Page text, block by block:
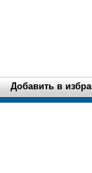
Добавить в